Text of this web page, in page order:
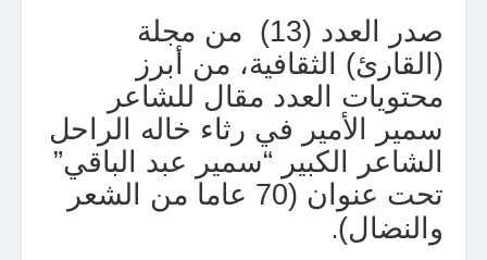
صدر العدد (13)
من مجلة
(القارئ) الثقافية، من أبرز
محتويات العدد مقال للشاعر
سمير الأمير في رثاء خاله الراحل
الشاعر الكبير “سمير عبد الباقي”
تحت عنوان (70 عاما من الشعر
والنضال).